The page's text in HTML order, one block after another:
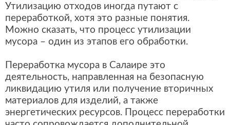
Утилизацию отходов иногда путают с
переработкой, хотя это разные понятия.
Можно сказать, что процесс утилизации
мусора – один из этапов его обработки.
Переработка мусора в Салаире это
деятельность, направленная на безопасную
ликвидацию утиля или получение вторичных
материалов для изделий, а также
энергетических ресурсов. Процесс переработки